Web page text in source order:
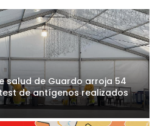
salud de Guardo arroja 54
de antígenos realizados